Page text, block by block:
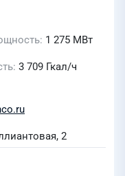
1 275 МВт
3 709 Гкал/ч
2